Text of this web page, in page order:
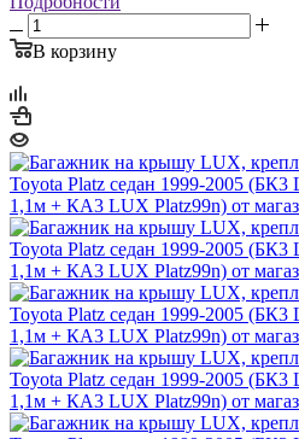
В корзину